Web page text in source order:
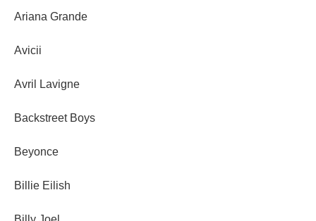
Ariana Grande
Avicii
Avril Lavigne
Backstreet Boys
Beyonce
Billie Eilish